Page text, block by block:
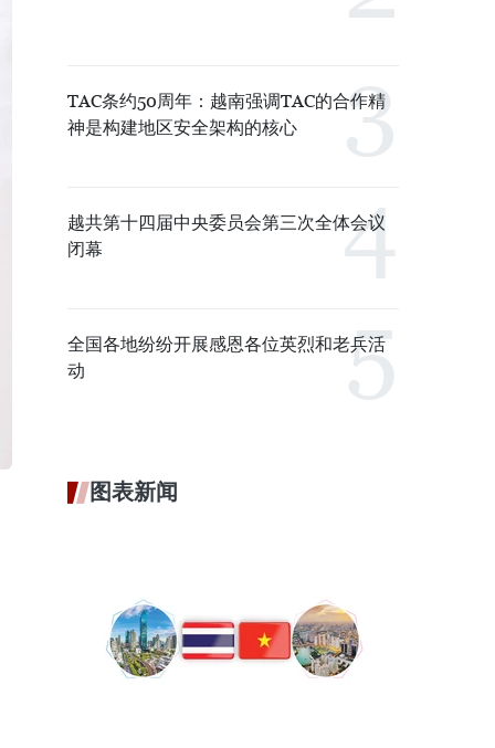
TAC条约50周年：越南强调TAC的合作精
神是构建地区安全架构的核心
越共第十四届中央委员会第三次全体会议
闭幕
全国各地纷纷开展感恩各位英烈和老兵活
动
图表新闻